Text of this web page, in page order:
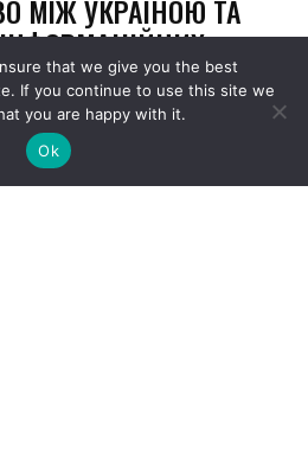
that we give you the best
If you continue to use this site we
you are happy with it.
Ok